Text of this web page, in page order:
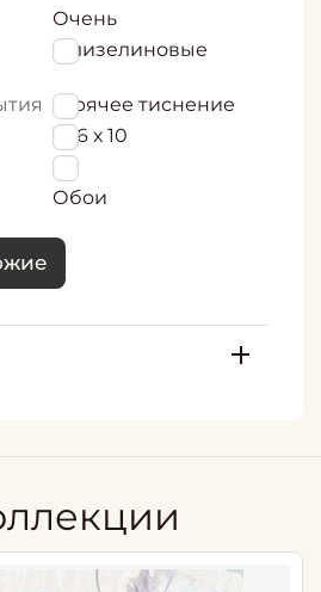
Очень
Флизелиновые
Горячее тиснение
1,06 х 10
0
Обои